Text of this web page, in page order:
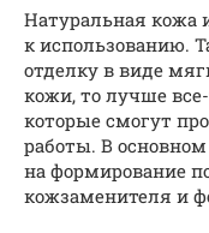
Натуральная кожа
к использованию.
отделку в виде
кожи, то лучше
которые смогут
работы. В
на формирование
кожзаменителя и